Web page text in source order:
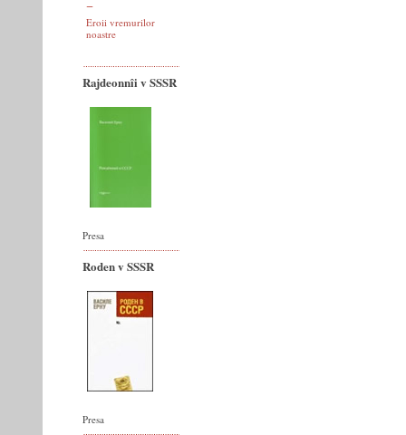
Eroii vremurilor
noastre
Rajdeonnîi v SSSR
Presa
Roden v SSSR
Presa